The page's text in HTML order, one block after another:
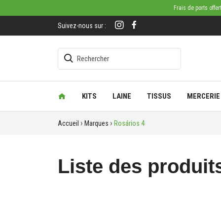
Frais de ports
Suivez-nous sur :
KITS LAINE TISSUS MERCERIE
Accueil Marques Rosários 4
Liste des